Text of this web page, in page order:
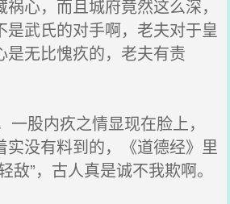
心，而且城府竟然这么深，
是武氏的对手啊，老夫对于皇
是无比愧疚的，老夫有责
股内疚之情显现在脸上，
实没有料到的，《道德经》里
敌”，古人真是诚不我欺啊。